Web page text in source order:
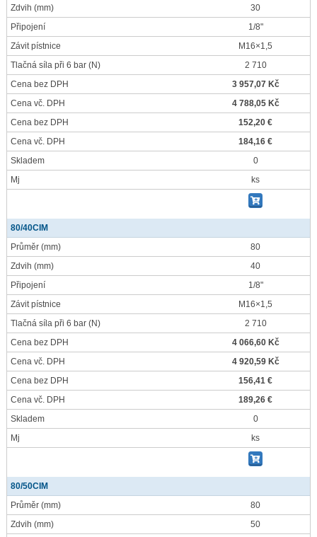
Zdvih (mm)
30
Připojení
1/8"
Závit pístnice
M16×1,5
Tlačná síla při 6 bar (N)
2 710
Cena bez DPH
3 957,07 Kč
Cena vč. DPH
4 788,05 Kč
Cena bez DPH
152,20 €
Cena vč. DPH
184,16 €
Skladem
0
Mj
ks
80/40CIM
Průměr (mm)
80
Zdvih (mm)
40
Připojení
1/8"
Závit pístnice
M16×1,5
Tlačná síla při 6 bar (N)
2 710
Cena bez DPH
4 066,60 Kč
Cena vč. DPH
4 920,59 Kč
Cena bez DPH
156,41 €
Cena vč. DPH
189,26 €
Skladem
0
Mj
ks
80/50CIM
Průměr (mm)
80
Zdvih (mm) 50